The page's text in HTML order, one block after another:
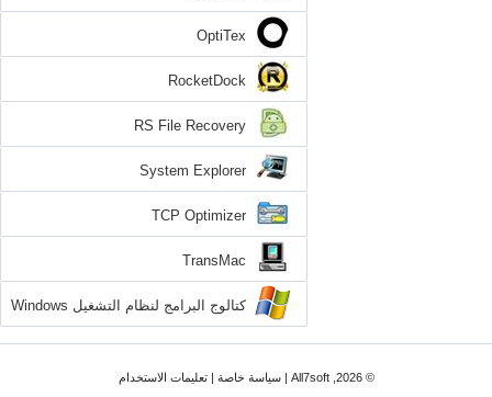
OptiTex
RocketDock
RS File Recovery
System Explorer
TCP Optimizer
TransMac
كتالوج البرامج لنظام التشغيل Windows
7
© 2026, All7soft | سياسة خاصة|تعليمات الاستخدام